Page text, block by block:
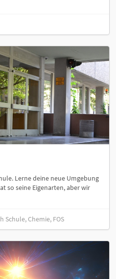
Lerne deine neue Umgebung
so seine Eigenarten, aber wir
Schule, Chemie, FOS